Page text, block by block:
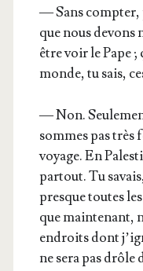
— Sans comp­ter,
que nous devons
être voir le Pape ;
monde, tu sais,
— Non.
sommes pas très
voyage. En
par­tout. Tu
presque toutes
que main­te­nant,
endroits dont
ne sera pas drôle